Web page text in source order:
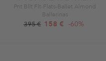
Pnt Bllt Flt-Flats-Ballet Almond
Ballerinas
395 € 158 € -60%